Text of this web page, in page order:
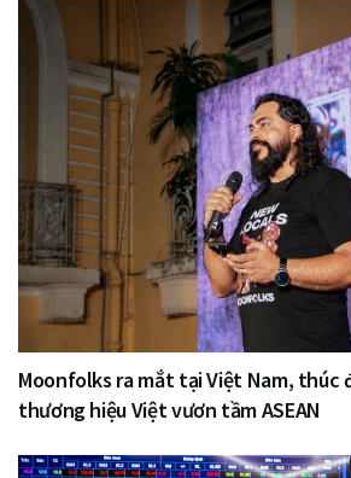
Moonfolks ra mắt tại Việt Nam, thúc
thương hiệu Việt vươn tầm ASEAN